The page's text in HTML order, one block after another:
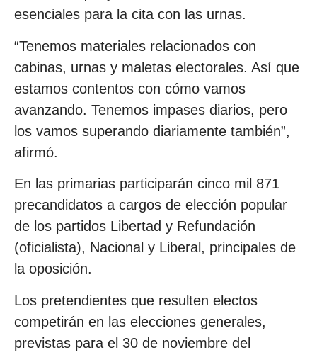
esenciales para la cita con las urnas.
“Tenemos materiales relacionados con
cabinas, urnas y maletas electorales. Así que
estamos contentos con cómo vamos
avanzando. Tenemos impases diarios, pero
los vamos superando diariamente también”,
afirmó.
En las primarias participarán cinco mil 871
precandidatos a cargos de elección popular
de los partidos Libertad y Refundación
(oficialista), Nacional y Liberal, principales de
la oposición.
Los pretendientes que resulten electos
competirán en las elecciones generales,
previstas para el 30 de noviembre del